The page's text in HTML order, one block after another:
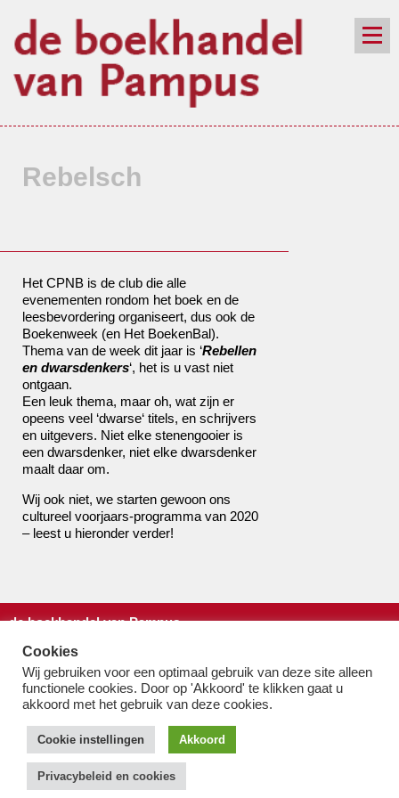
Rebelsch
Het CPNB is de club die alle
evenementen rondom het boek en de
leesbevordering organiseert, dus ook de
Boekenweek (en Het BoekenBal).
Thema van de week dit jaar is ‘Rebellen
en dwarsdenkers‘, het is u vast niet
ontgaan.
Een leuk thema, maar oh, wat zijn er
opeens veel ‘dwarse‘ titels, en schrijvers
en uitgevers. Niet elke stenengooier is
een dwarsdenker, niet elke dwarsdenker
maalt daar om.
Wij ook niet, we starten gewoon ons
cultureel voorjaars-programma van 2020
– leest u hieronder verder!
de boekhandel van Pampus
bestel@boekhandelvanpampus.nl
van Eesterenlaan 17
1019 JK Amsterdam
u appt ons 06 1544 8310
u belt ons 020 419 3023
Algemene Voorwaarden
Privacy-beleid & cookies
Cookies
Wij gebruiken voor een optimaal gebruik van deze site alleen
functionele cookies. Door op 'Akkoord' te klikken gaat u
akkoord met het gebruik van deze cookies.
Cookie instellingen Akkoord
Privacybeleid en cookies